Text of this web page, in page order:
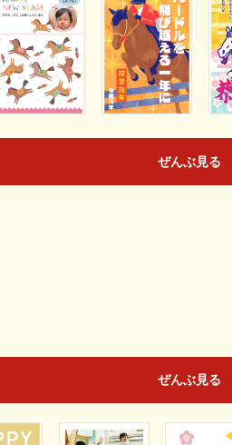
ぜんぶ見る
ぜんぶ見る